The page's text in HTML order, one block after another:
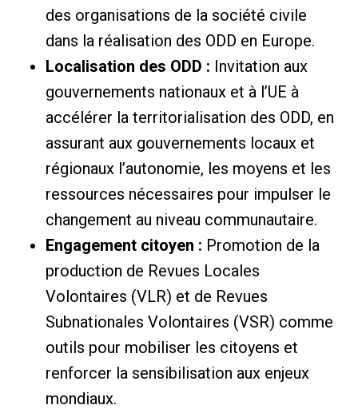
des organisations de la société civile
dans la réalisation des ODD en Europe.
Localisation des ODD : Invitation aux
gouvernements nationaux et à l’UE à
accélérer la territorialisation des ODD, en
assurant aux gouvernements locaux et
régionaux l’autonomie, les moyens et les
ressources nécessaires pour impulser le
changement au niveau communautaire.
Engagement citoyen : Promotion de la
production de Revues Locales
Volontaires (VLR) et de Revues
Subnationales Volontaires (VSR) comme
outils pour mobiliser les citoyens et
renforcer la sensibilisation aux enjeux
mondiaux.